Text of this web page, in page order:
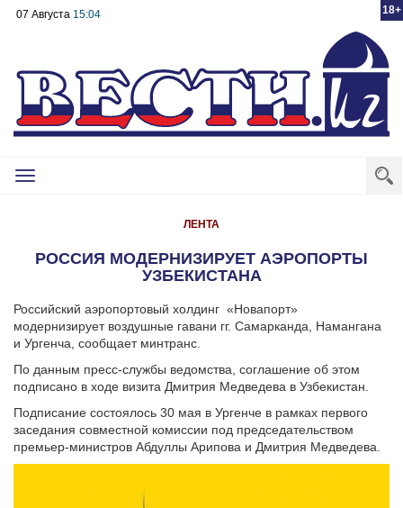
18+
07 Августа 15:04
Toggle
ЛЕНТА
РОССИЯ МОДЕРНИЗИРУЕТ АЭРОПОРТЫ
УЗБЕКИСТАНА
Российский аэропортовый холдинг «Новапорт»
модернизирует воздушные гавани гг. Самарканда, Намангана
и Ургенча, сообщает минтранс.
По данным пресс-службы ведомства, соглашение об этом
подписано в ходе визита Дмитрия Медведева в Узбекистан.
Подписание состоялось 30 мая в Ургенче в рамках первого
заседания совместной комиссии под председательством
премьер-министров Абдуллы Арипова и Дмитрия Медведева.